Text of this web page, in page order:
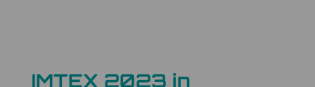
IMTEX 2023 in